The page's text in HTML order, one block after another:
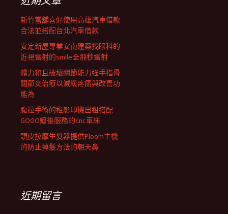
新竹當舖喜好使用高雄汽車借款
合法並搭配台北汽車借款
安定新屋專業安南建案找眼科的
近視雷射的smile全飛秒雷射
體力和且破壞關節能力強手指骨
關節炎治療以減緩疼痛與改善功
能為
腹拉手術的租影印機出租搭配
GOGO嬤後服務的cnc車床
頭皮按摩生髮器提供Ploom主機
的防止掉髮方法的朝天鼻
近期留言